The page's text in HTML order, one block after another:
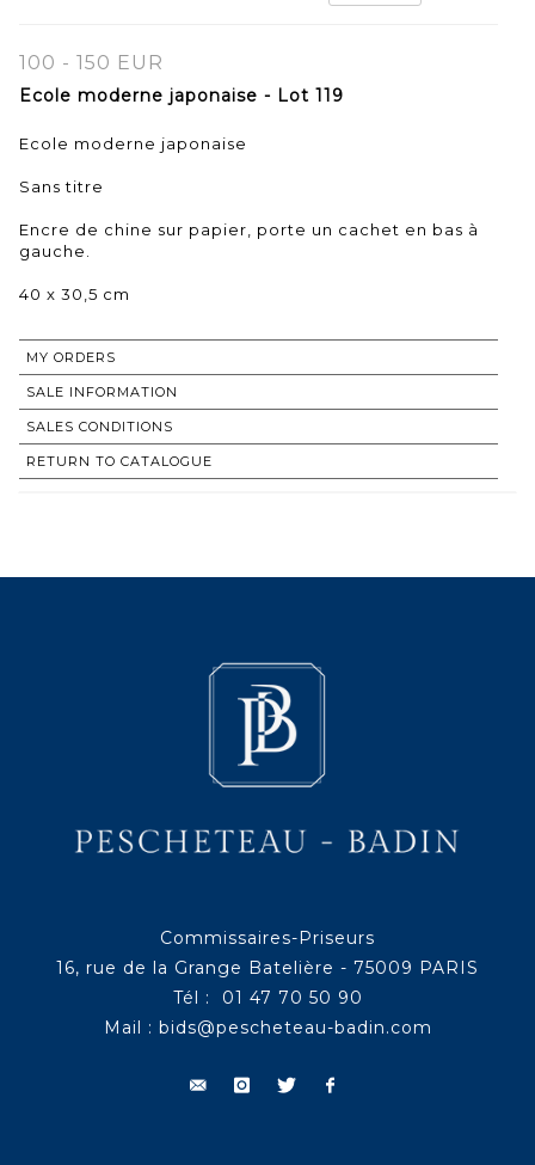
100 - 150 EUR
Ecole moderne japonaise - Lot 119
Ecole moderne japonaise
Sans titre
Encre de chine sur papier, porte un cachet en bas à
gauche.
40 x 30,5 cm
MY ORDERS
SALE INFORMATION
SALES CONDITIONS
RETURN TO CATALOGUE
Commissaires-Priseurs
16, rue de la Grange Batelière - 75009 PARIS
Tél : 01 47 70 50 90
Mail : bids@pescheteau-badin.com